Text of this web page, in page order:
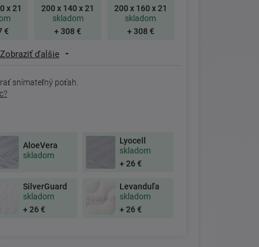
x 21
€
200 x 140 x 21
skladom
+ 308 €
200 x 160 x 21
skladom
+ 308 €
Zobraziť ďalšie
snímateľný poťah.
AloeVera
skladom
Lyocell
skladom
+ 26 €
SilverGuard
skladom
+ 26 €
Levanduľa
skladom
+ 26 €